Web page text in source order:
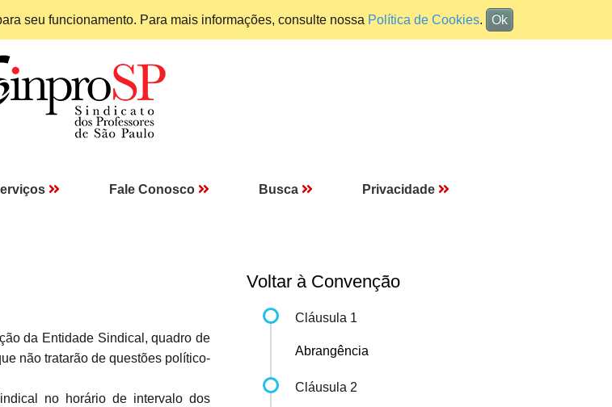
seu funcionamento. Para mais informações, consulte nossa Política de Cookies. Ok
Fale Conosco Busca Privacidade
da Entidade Sindical, quadro de
não tratarão de questões político-
no horário de intervalo dos
Voltar à Convenção
Cláusula 1
Abrangência
Cláusula 2